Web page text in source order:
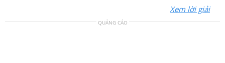
Xem lời giải
QUẢNG CÁO